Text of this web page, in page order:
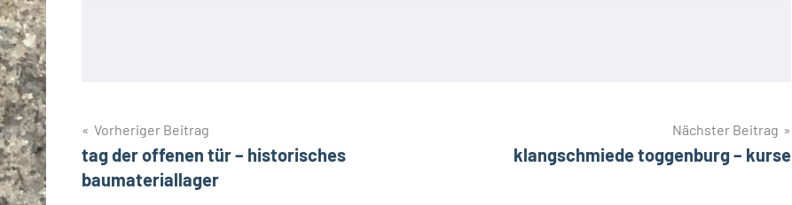
Beitragsnavigation
Vorheriger Beitrag
tag der offenen tür – historisches
baumateriallager
Nächster Beitrag
klangschmiede toggenburg – kurse